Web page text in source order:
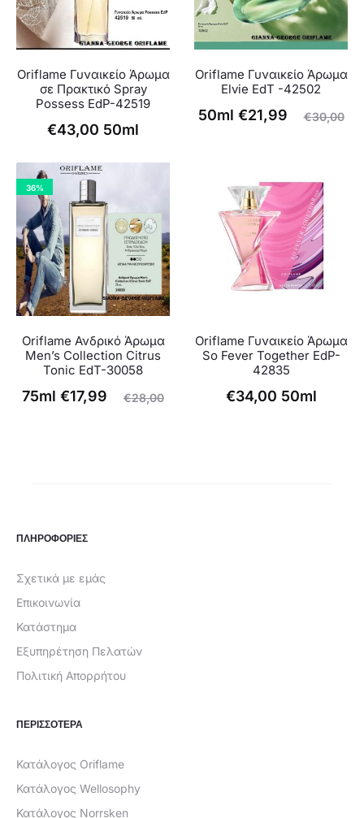
Oriflame Γυναικείο Άρωμα
σε Πρακτικό Spray
Possess EdP-42519
€43,00 50ml
Oriflame Γυναικείο Άρωμα
Elvie EdT -42502
€30,00
Original
€30,00.
€21,99
Η
είναι:
€21,99.
50ml
36%
Oriflame Ανδρικό Άρωμα
Men’s Collection Citrus
Tonic EdT-30058
€28,00
Original
€17,99
Η
75ml
Oriflame Γυναικείο Άρωμα
So Fever Together EdP-
42835
€34,00 50ml
ΠΛΗΡΟΦΟΡΙΕΣ
Σχετικά με εμάς
Επικοινωνία
Κατάστημα
Εξυπηρέτηση Πελατών
Πολιτική Απορρήτου
ΠΕΡΙΣΣΟΤΕΡΑ
Κατάλογος Oriflame
Κατάλογος Wellosophy
Κατάλογος Norrsken